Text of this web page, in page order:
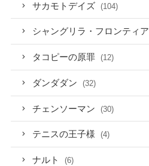
サカモトデイズ (104)
シャングリラ・フロンティア
タコピーの原罪 (12)
ダンダダン (32)
チェンソーマン (30)
テニスの王子様 (4)
ナルト (6)